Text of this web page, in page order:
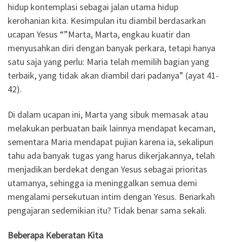
hidup kontemplasi sebagai jalan utama hidup
kerohanian kita. Kesimpulan itu diambil berdasarkan
ucapan Yesus “”Marta, Marta, engkau kuatir dan
menyusahkan diri dengan banyak perkara, tetapi hanya
satu saja yang perlu: Maria telah memilih bagian yang
terbaik, yang tidak akan diambil dari padanya” (ayat 41-
42).
Di dalam ucapan ini, Marta yang sibuk memasak atau
melakukan perbuatan baik lainnya mendapat kecaman,
sementara Maria mendapat pujian karena ia, sekalipun
tahu ada banyak tugas yang harus dikerjakannya, telah
menjadikan berdekat dengan Yesus sebagai prioritas
utamanya, sehingga ia meninggalkan semua demi
mengalami persekutuan intim dengan Yesus. Benarkah
pengajaran sedemikian itu? Tidak benar sama sekali.
Beberapa Keberatan Kita